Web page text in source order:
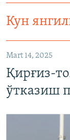
Кун
Mart 14, 2025
Қирғиз-
ўтказиш